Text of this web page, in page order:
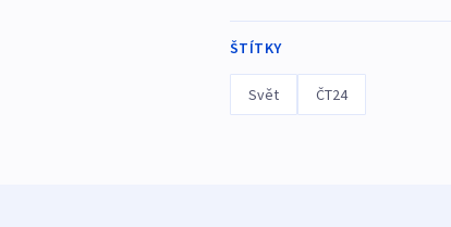
ŠTÍTKY
Svět ČT24